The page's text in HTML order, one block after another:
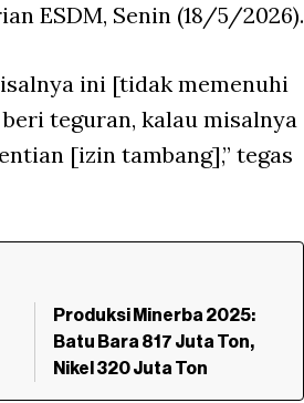
ESDM, Senin (18/5/2026).
ini [tidak memenuhi
teguran, kalau misalnya
[izin tambang],” tegas
Produksi Minerba 2025:
Batu Bara 817 Juta Ton,
Nikel 320 Juta Ton